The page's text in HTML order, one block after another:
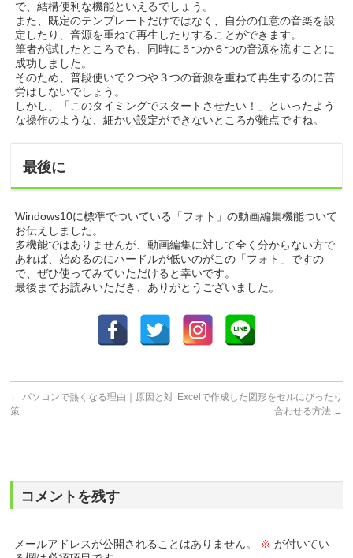
で、結構便利な機能といえるでしょう。
また、既定のテンプレートだけではなく、自分の任意の音楽を設
定したり、音源を重ねて再生したりすることができます。
筆者が試したところでも、同時に５つか６つの音源を流すことに
成功しました。
そのため、普段使いで２つや３つの音源を重ねて再生するのに苦
労はしないでしょう。
しかし、「このタイミングでスタートさせたい！」といったよう
な操作のような、細かい設定ができないところが難点ですね。
最後に
Windows10に標準でついている「フォト」の動画編集機能ついて
お伝えしました。
多機能ではありませんが、動画編集に対して全く分からない方で
あれば、始めるのにハードルが低いのがこの「フォト」ですの
で、ぜひ使ってみていただけると幸いです。
最後までお読みいただき、ありがとうございました。
← パソコンで熱くなる理由｜原因と対
策
Excelで作成した図形をセルにぴったり
合わせる方法 →
コメントを残す
メールアドレスが公開されることはありません。 ※ が付いてい